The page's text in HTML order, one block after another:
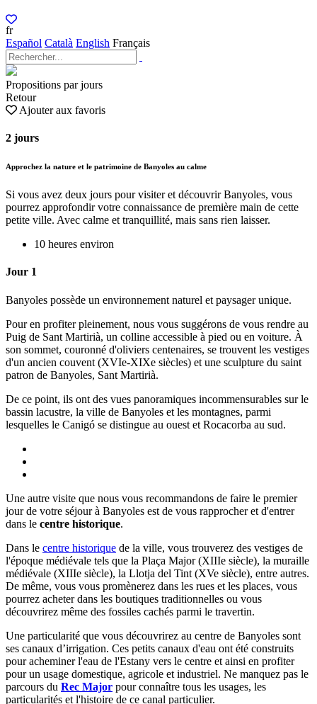
fr
Español Català English Français
Propositions par jours
Retour
Ajouter aux favoris
2 jours
Approchez la nature et le patrimoine de Banyoles au calme
Si vous avez deux jours pour visiter et découvrir Banyoles, vous
pourrez approfondir votre connaissance de première main de cette
petite ville. Avec calme et tranquillité, mais sans rien laisser.
10 heures environ
Jour 1
Banyoles possède un environnement naturel et paysager unique.
Pour en profiter pleinement, nous vous suggérons de vous rendre au
Puig de Sant Martirià, un colline accessible à pied ou en voiture. À
son sommet, couronné d'oliviers centenaires, se trouvent les vestiges
d'un ancien couvent (XVIe-XIXe siècles) et une sculpture du saint
patron de Banyoles, Sant Martirià.
De ce point, ils ont des vues panoramiques incommensurables sur le
bassin lacustre, la ville de Banyoles et les montagnes, parmi
lesquelles le Canigó se distingue au ouest et Rocacorba au sud.
Une autre visite que nous vous recommandons de faire le premier
jour de votre séjour à Banyoles est de vous rapprocher et d'entrer
dans le centre historique.
Dans le centre historique de la ville, vous trouverez des vestiges de
l'époque médiévale tels que la Plaça Major (XIIIe siècle), la muraille
médiévale (XIIIe siècle), la Llotja del Tint (XVe siècle), entre autres.
De même, vous vous promènerez dans les rues et les places, vous
pourrez acheter dans les boutiques traditionnelles ou vous
découvrirez même des fossiles cachés parmi le travertin.
Une particularité que vous découvrirez au centre de Banyoles sont
ses canaux d’irrigation. Ces petits canaux d'eau ont été construits
pour acheminer l'eau de l'Estany vers le centre et ainsi en profiter
pour un usage domestique, agricole et industriel. Ne manquez pas le
parcours du Rec Major pour connaître tous les usages, les
particularités et l'histoire de ce canal particulier.